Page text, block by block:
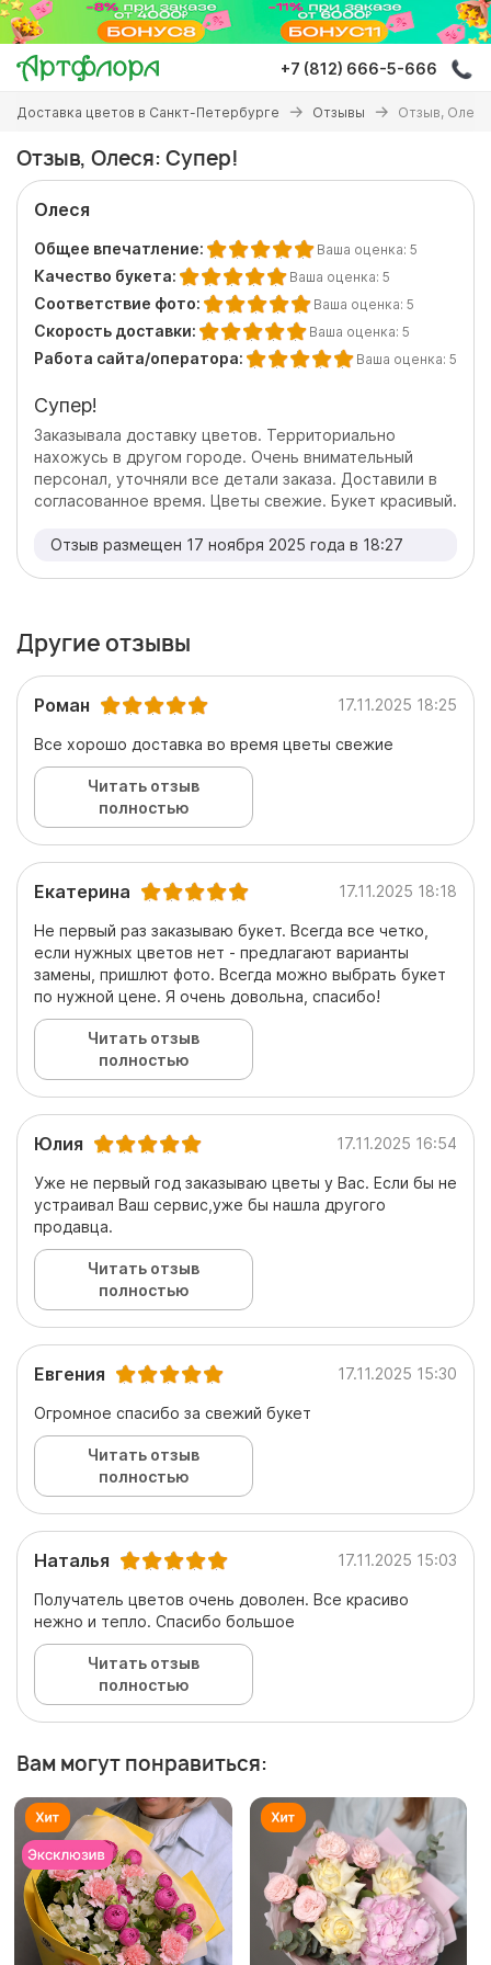
Перейти
основному
содержанию
+7 (812) 666-5-666
Вы
здесь
Доставка цветов в Санкт-Петербурге Отзывы Отзыв,
Отзыв, Олеся: Супер!
Олеся
Общее впечатление: Ваша оценка: 5
Качество букета: Ваша оценка: 5
Соответствие фото: Ваша оценка: 5
Скорость доставки: Ваша оценка: 5
Работа сайта/оператора: Ваша оценка: 5
Супер!
Заказывала доставку цветов. Территориально
нахожусь в другом городе. Очень внимательный
персонал, уточняли все детали заказа. Доставили в
согласованное время. Цветы свежие. Букет красивый.
Отзыв размещен 17 ноября 2025 года в 18:27
Другие отзывы
Роман 17.11.2025 18:25
Все хорошо доставка во время цветы свежие
Читать отзыв
полностью
Екатерина 17.11.2025 18:18
Не первый раз заказываю букет. Всегда все четко,
если нужных цветов нет - предлагают варианты
замены, пришлют фото. Всегда можно выбрать букет
по нужной цене. Я очень довольна, спасибо!
Читать отзыв
полностью
Юлия 17.11.2025 16:54
Уже не первый год заказываю цветы у Вас. Если бы не
устраивал Ваш сервис,уже бы нашла другого
продавца.
Читать отзыв
полностью
Евгения 17.11.2025 15:30
Огромное спасибо за свежий букет
Читать отзыв
полностью
Наталья 17.11.2025 15:03
Получатель цветов очень доволен. Все красиво
нежно и тепло. Спасибо большое
Читать отзыв
полностью
Вам могут понравиться: